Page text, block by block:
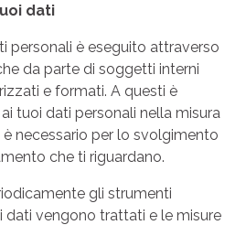
dati
personali è eseguito attraverso
da parte di soggetti interni
e formati. A questi è
tuoi dati personali nella misura
è necessario per lo svolgimento
che ti riguardano.
gli strumenti
dati vengono trattati e le misure